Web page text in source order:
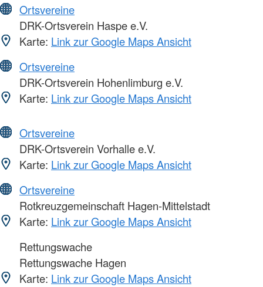
Ortsvereine
DRK-Ortsverein Haspe e.V.
Karte: Link zur Google Maps Ansicht
Ortsvereine
DRK-Ortsverein Hohenlimburg e.V.
Karte: Link zur Google Maps Ansicht
Ortsvereine
DRK-Ortsverein Vorhalle e.V.
Karte: Link zur Google Maps Ansicht
Ortsvereine
Rotkreuzgemeinschaft Hagen-Mittelstadt
Karte: Link zur Google Maps Ansicht
Rettungswache
Rettungswache Hagen
Karte: Link zur Google Maps Ansicht